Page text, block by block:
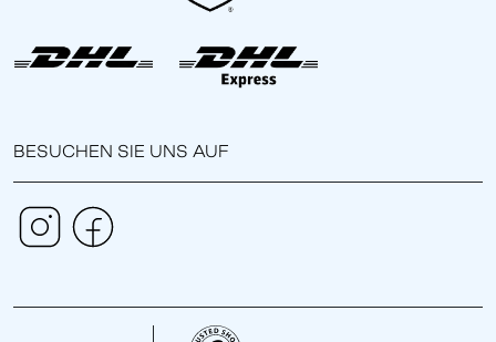
BESUCHEN SIE UNS AUF